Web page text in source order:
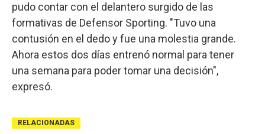
pudo contar con el delantero surgido de las
formativas de Defensor Sporting. "Tuvo una
contusión en el dedo y fue una molestia grande.
Ahora estos dos días entrenó normal para tener
una semana para poder tomar una decisión",
expresó.
RELACIONADAS